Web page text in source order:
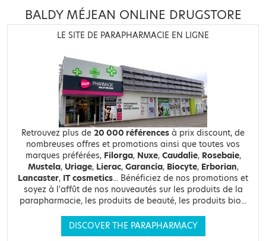
BALDY MÉJEAN ONLINE DRUGSTORE
LE SITE DE PARAPHARMACIE EN LIGNE
Retrouvez plus de 20 000 références à prix discount, de
nombreuses offres et promotions ainsi que toutes vos
marques préférées, Filorga, Nuxe, Caudalie, Rosebaie,
Mustela, Uriage, Lierac, Garancia, Biocyte, Erborian,
Lancaster, IT cosmetics... Bénéficiez de nos promotions et
soyez à l'affût de nos nouveautés sur les produits de la
parapharmacie, les produits de beauté, les produits bio...
DISCOVER THE PARAPHARMACY